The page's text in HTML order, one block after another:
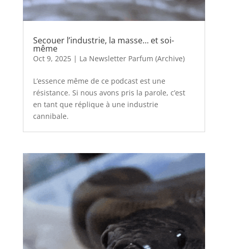
Secouer l’industrie, la masse… et soi-
même
Oct 9, 2025| La Newsletter Parfum (Archive)
L’essence même de ce podcast est une
résistance. Si nous avons pris la parole, c’est
en tant que réplique à une industrie
cannibale.